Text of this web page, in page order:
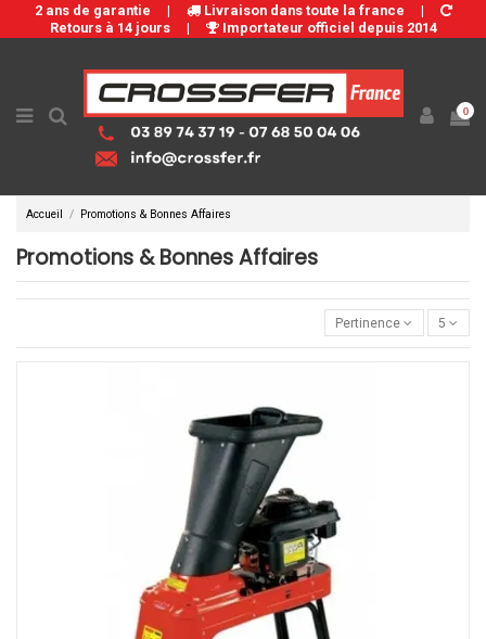
2 ans de garantie | Livraison dans toute la france
|
Retours à 14 jours
| Importateur officiel depuis 2014
0
Accueil Promotions & Bonnes Affaires
Promotions & Bonnes Affaires
Pertinence 5